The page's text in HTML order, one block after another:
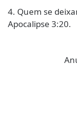
4. Quem se
Apocalipse 3:20.